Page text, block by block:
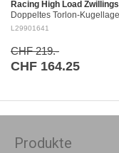
Racing High Load
Doppeltes Torlon-
gefrästem Aluminium Ø 60
L29901641
CHF 219.-
CHF 164.25
Produkte